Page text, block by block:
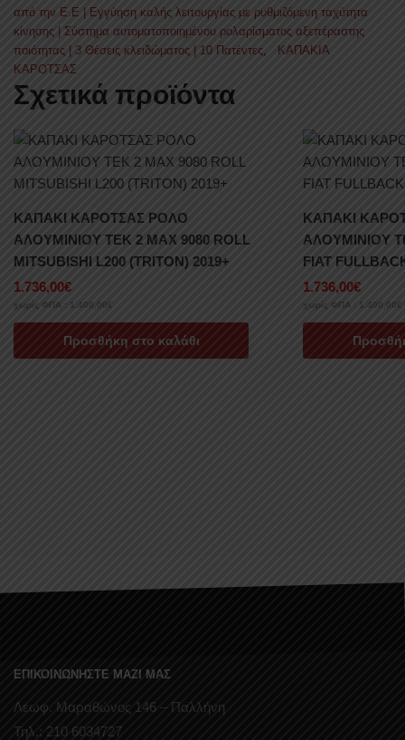
από την Ε.Ε | Εγγύηση καλής λειτουργίας με ρυθμιζόμενη ταχύτητα
κίνησης | Σύστημα αυτοματοποιημένου ρολαρίσματος αξεπέραστης
ποιότητας | 3 Θέσεις κλειδώματος | 10 Πατέντες,
ΚΑΠΑΚΙΑ
ΚΑΡΟΤΣΑΣ
Σχετικά προϊόντα
ΚΑΠΑΚΙ ΚΑΡΟΤΣΑΣ ΡΟΛΟ
ΑΛΟΥΜΙΝΙΟΥ TEK 2 MAX 9080 ROLL
MITSUBISHI L200 (TRITON) 2019+
1.736,00€
χωρίς ΦΠΑ : 1.400,00 €
Προσθήκη στο καλάθι
ΚΑΠΑΚΙ
ΑΛΟΥΜΙΝΙΟΥ
FIAT
1.736,00€
χωρίς ΦΠΑ : 1.400,00 €
ΕΠΙΚΟΙΝΩΝΗΣΤΕ ΜΑΖΙ ΜΑΣ
Λεωφ. Μαραθώνος 146 – Παλλήνη
Τηλ.: 210 6034727